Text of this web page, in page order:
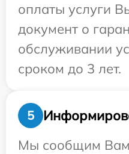
оплаты услуги
документ о
обслуживании
сроком до 3 лет.
5
Мы сообщим